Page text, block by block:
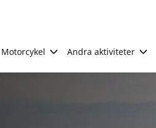
Motorcykel Andra aktiviteter